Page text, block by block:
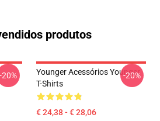
produtos
-20%
Younger Acessórios Younger
T-Shirts
€ 24,38 - € 28,06
-20%